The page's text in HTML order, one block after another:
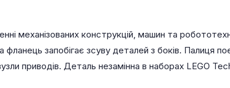
механізованих конструкцій, машин та
фланець запобігає зсуву деталей з боків. Палиця
приводів. Деталь незамінна в наборах LEGO